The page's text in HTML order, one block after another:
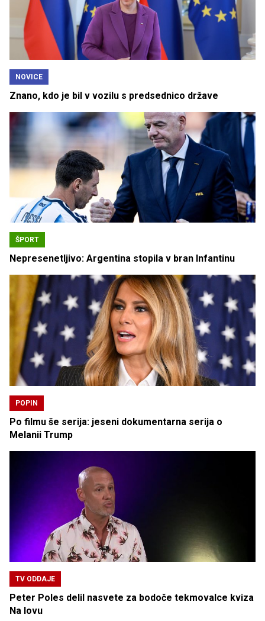
NOVICE
Znano, kdo je bil v vozilu s predsednico države
ŠPORT
Nepresenetljivo: Argentina stopila v bran Infantinu
POPIN
Po filmu še serija: jeseni dokumentarna serija o
Melanii Trump
TV ODDAJE
Peter Poles delil nasvete za bodoče tekmovalce kviza
Na lovu